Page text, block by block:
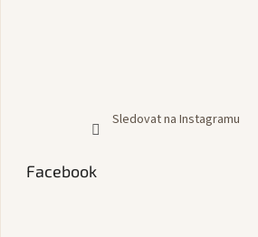
Sledovat na Instagramu
Facebook